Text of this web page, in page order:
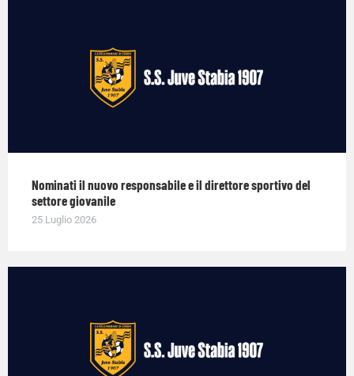
Nominati il nuovo responsabile e il direttore sportivo del
settore giovanile
25 Luglio 2026